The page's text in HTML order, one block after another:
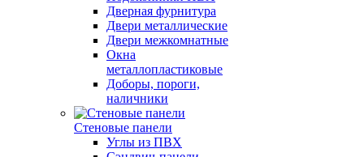
Дверная фурнитура
Двери металлические
Двери межкомнатные
Окна
металлопластиковые
Доборы, пороги,
наличники
Стеновые панели
Углы из ПВХ